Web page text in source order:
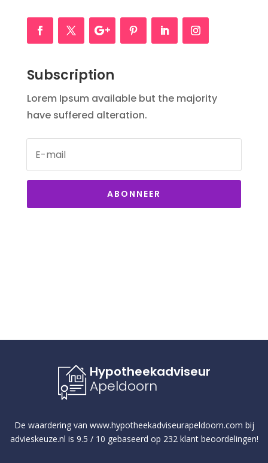
Subscription
Lorem Ipsum available but the majority
have suffered alteration.
ABONNEER
Hypotheekadviseur
Apeldoorn
De waardering van www.hypotheekadviseurapeldoorn.com bij
advieskeuze.nl is 9.5 / 10 gebaseerd op 232klant beoordelingen!